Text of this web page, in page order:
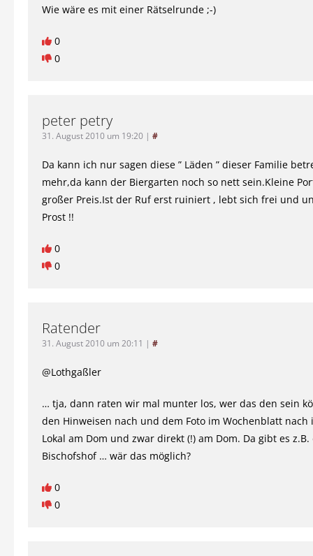
Wie wäre es mit einer Rätselrunde ;-)
0
0
peter petry
31. August 2010 um 19:20 | #
Da kann ich nur sagen diese ” Läden ” dieser Familie
mehr,da kann der Biergarten noch so nett sein.Kleine
großer Preis.Ist der Ruf erst ruiniert , lebt sich frei und
Prost !!
0
0
Ratender
31. August 2010 um 20:11 | #
@Lothgaßler
… tja, dann raten wir mal munter los, wer das den sein
den Hinweisen nach und dem Foto im Wochenblatt nach
Lokal am Dom und zwar direkt (!) am Dom. Da gibt es z.B.
Bischofshof … wär das möglich?
0
0